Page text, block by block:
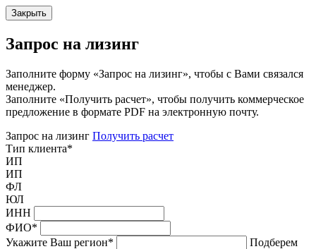
Закрыть
Запрос на лизинг
Заполните форму «Запрос на лизинг», чтобы с Вами связался
менеджер.
Заполните «Получить расчет», чтобы получить коммерческое
предложение в формате PDF на электронную почту.
Запрос на лизинг Получить расчет
Тип клиента*
ИП
ИП
ФЛ
ЮЛ
ИНН
ФИО*
Укажите Ваш регион*
Подберем